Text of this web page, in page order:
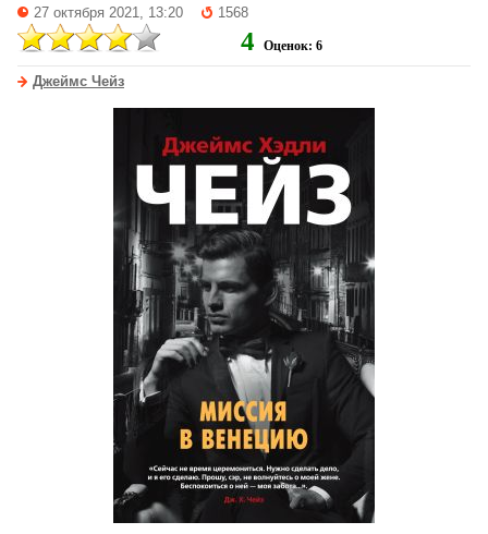
27 октября 2021, 13:20 1568
4 Оценок: 6
Джеймс Чейз